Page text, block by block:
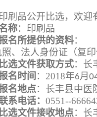
刷品公开比选，欢
称：印刷品
名所提供的资料：
、法人身份证（复印
比选文件获取方式：长
名时间 ： 2018年6月
名地点：长丰县中医
系电话： 0551--
比选文件接收地点：长